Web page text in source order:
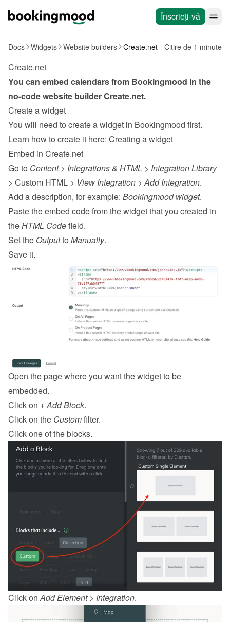
Înscrieți-vă
Docs Widgets Website builders Create.net Citire de 1 minute
Create.net
You can embed calendars from Bookingmood in the
no-code website builder Create.net.
Create a widget
You will need to create a widget in Bookingmood first.
Learn how to create it here: Creating a widget
Embed in Create.net
Go to Content > Integrations & HTML > Integration Library
> Custom HTML > View Integration > Add Integration.
Add a description, for example: Bookingmood widget.
Paste the embed code from the widget that you created in
the HTML Code field.
Set the Output to Manually.
Save it.
Open the page where you want the widget to be
embedded.
Click on + Add Block.
Click on the Custom filter.
Click one of the blocks.
Click on Add Element > Integration.